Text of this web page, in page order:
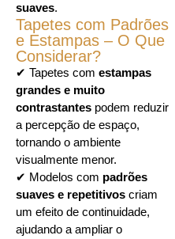
suaves.
Tapetes com Padrões
e Estampas – O Que
Considerar?
✔ Tapetes com estampas
grandes e muito
contrastantes podem reduzir
a percepção de espaço,
tornando o ambiente
visualmente menor.
✔ Modelos com padrões
suaves e repetitivos criam
um efeito de continuidade,
ajudando a ampliar o